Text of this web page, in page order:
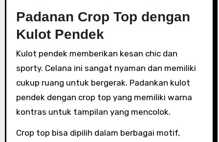
Padanan Crop Top dengan
Kulot Pendek
Kulot pendek memberikan kesan chic dan
sporty. Celana ini sangat nyaman dan memiliki
cukup ruang untuk bergerak. Padankan kulot
pendek dengan crop top yang memiliki warna
kontras untuk tampilan yang mencolok.
Crop top bisa dipilih dalam berbagai motif,